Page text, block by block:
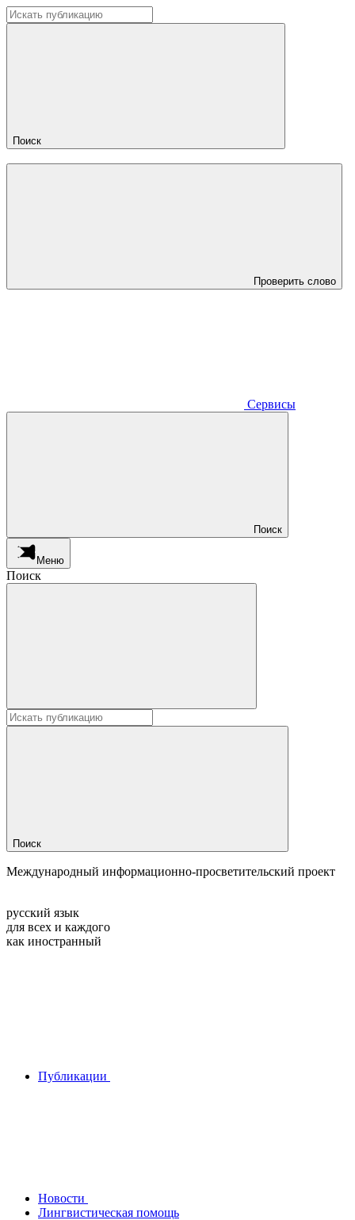
Поиск
Проверить слово
Сервисы
Поиск
Меню
Поиск
Поиск
Международный информационно-просветительский проект
русский язык
для всех и каждого
как иностранный
Публикации
Новости
Лингвистическая помощь